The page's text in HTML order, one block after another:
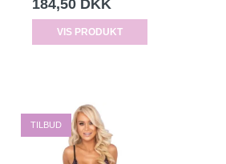
184,50 DKK
VIS PRODUKT
TILBUD